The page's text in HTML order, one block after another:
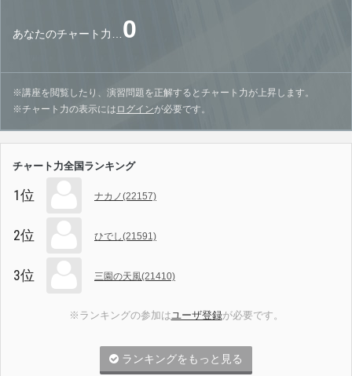
あなたのチャート力…0
※講座を閲覧したり、演習問題を正解するとチャート力が上昇します。
※チャート力の表示には ログインが必要です。
チャート力全国ランキング
1位 ナカノ(22157)
2位 ひでし(21591)
3位 三園の天風(21410)
※ランキングの参加はユーザ登録が必要です。
ランキングをもっと見る